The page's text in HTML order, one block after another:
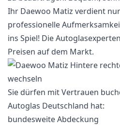
Ihr Daewoo Matiz verdient
professionelle
ins Spiel! Die
Preisen auf dem Markt.
Sie dürfen mit Vertrauen
Autoglas Deutschland hat:
bundesweite Abdeckung